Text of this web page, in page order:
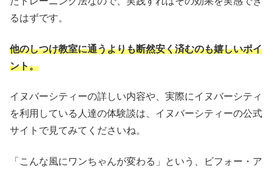
るはずです。
他のしつけ教室に通うよりも断然安く済むのも嬉しいポイ
ント。
イヌバーシティーの詳しい内容や、実際にイヌバーシティ
を利用している人達の体験談は、イヌバーシティーの公式
サイトで見てみてくださいね。
「こんな風にワンちゃんが変わる」という、ビフォー・ア